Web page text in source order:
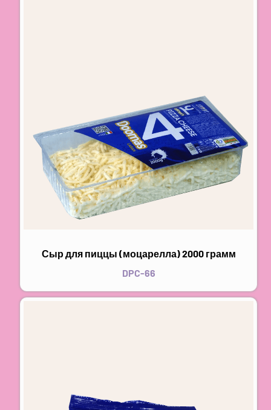
Сыр для пиццы (моцарелла) 2000 грамм
DPC-66